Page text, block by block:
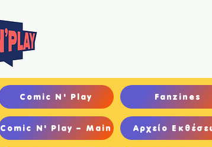
Comic N' Play Fanzines
Comic N' Play – Main Αρχείο